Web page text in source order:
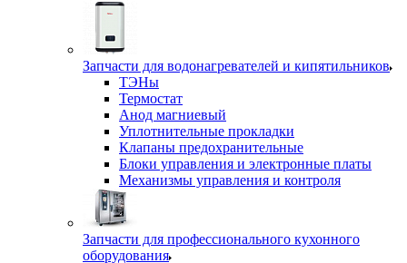
Запчасти для водонагревателей и кипятильников
ТЭНы
Термостат
Анод магниевый
Уплотнительные прокладки
Клапаны предохранительные
Блоки управления и электронные платы
Механизмы управления и контроля
Запчасти для профессионального кухонного
оборудования